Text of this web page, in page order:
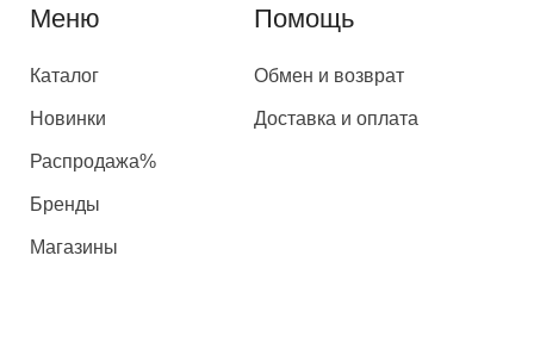
Меню
Каталог
Новинки
Распродажа%
Бренды
Магазины
Помощь
Обмен и возврат
Доставка и оплата